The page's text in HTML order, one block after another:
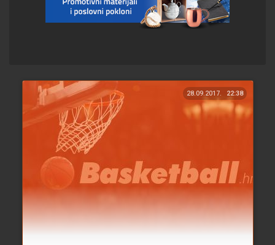
28.09.2017. 22:38